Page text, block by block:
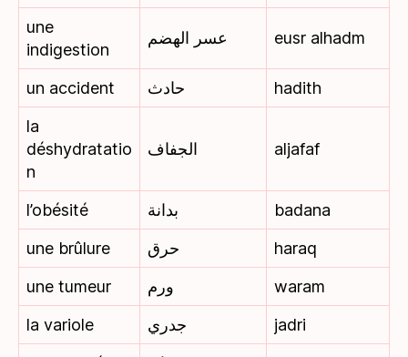
une
indigestion
عسر الهضم eusr alhadm
un accident حادث
hadith
la
déshydratatio
n
الجفاف aljafaf
l’obésité بدانة
badana
une brûlure
حرق
haraq
une tumeur
ورم
waram
la variole
جدري
jadri